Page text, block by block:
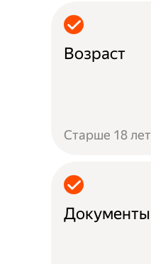
Возраст
Старше 18 лет
Документы